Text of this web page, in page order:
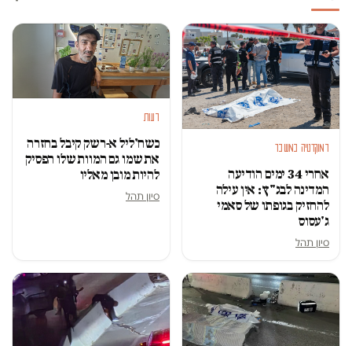
דמוקרטיה במשבר
אחרי 34 ימים הודיעה
המדינה לבג"ץ: אין עילה
להחזיק בגופתו של סאמי
ג'עסוס
סיון תהל
דעות
כשח'ליל א-רשק קיבל בחזרה
את שמו גם המוות שלו הפסיק
להיות מובן מאליו
סיון תהל